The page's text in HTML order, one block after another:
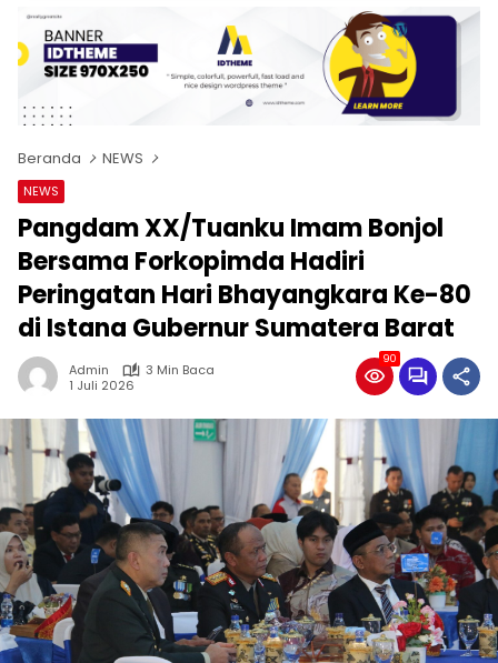
Beranda NEWS
NEWS
Pangdam XX/Tuanku Imam Bonjol
Bersama Forkopimda Hadiri
Peringatan Hari Bhayangkara Ke-80
di Istana Gubernur Sumatera Barat
Admin
3 Min Baca
1 Juli 2026
90